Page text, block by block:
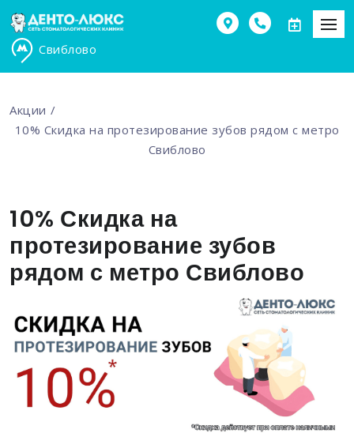
Свиблово
Акции
10% Скидка на протезирование зубов рядом с метро
Свиблово
10% Скидка на
протезирование зубов
рядом с метро Свиблово